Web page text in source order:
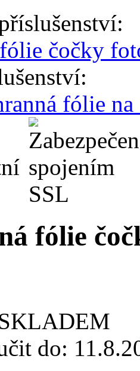
čočky
fólie
fólie
do: